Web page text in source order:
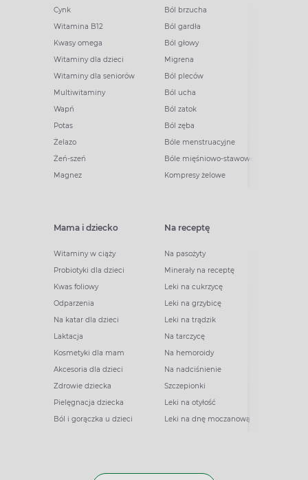
Cynk
Witamina B12
Kwasy omega
Witaminy dla dzieci
Witaminy dla seniorów
Multiwitaminy
Wapń
Potas
Żelazo
Żeń-szeń
Magnez
Ból brzucha
Ból gardła
Ból głowy
Migrena
Ból pleców
Ból ucha
Ból zatok
Ból zęba
Bóle menstruacyjne
Bóle mięśniowo-stawowe
Kompresy żelowe
Mama i dziecko
Witaminy w ciąży
Probiotyki dla dzieci
Kwas foliowy
Odparzenia
Na katar dla dzieci
Laktacja
Kosmetyki dla mam
Akcesoria dla dzieci
Zdrowie dziecka
Pielęgnacja dziecka
Ból i gorączka u dzieci
Na receptę
Na pasożyty
Minerały na receptę
Leki na cukrzycę
Leki na grzybicę
Leki na trądzik
Na tarczycę
Na hemoroidy
Na nadciśnienie
Szczepionki
Leki na otyłość
Leki na dnę moczanową